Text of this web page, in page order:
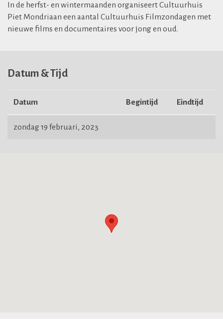
In de herfst- en wintermaanden organiseertCultuurhuis
Piet Mondriaan een aantal Cultuurhuis Filmzondagen met
nieuwe films en documentaires voor jong en oud.
Datum & Tijd
Datum Begintijd Eindtijd
zondag 19 februari, 2023